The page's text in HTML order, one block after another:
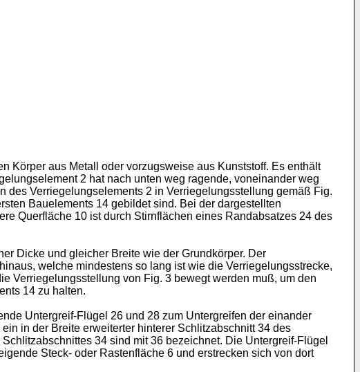
Körper aus Metall oder vorzugsweise aus Kunststoff. Es enthält
2 hat nach unten weg ragende, voneinander weg
des Verriegelungselements 2 in Verriegelungsstellung gemäß Fig.
Bauelements 14 gebildet sind. Bei der dargestellten
Querfläche 10 ist durch Stirnflächen eines Randabsatzes 24 des
Dicke und gleicher Breite wie der Grundkörper. Der
welche mindestens so lang ist wie die Verriegelungsstrecke,
Verriegelungsstellung von Fig. 3 bewegt werden muß, um den
14 zu halten.
Untergreif-Flügel 26 und 28 zum Untergreifen der einander
in der Breite erweiterter hinterer Schlitzabschnitt 34 des
34 sind mit 36 bezeichnet. Die Untergreif-Flügel
Steck- oder Rastenfläche 6 und erstrecken sich von dort